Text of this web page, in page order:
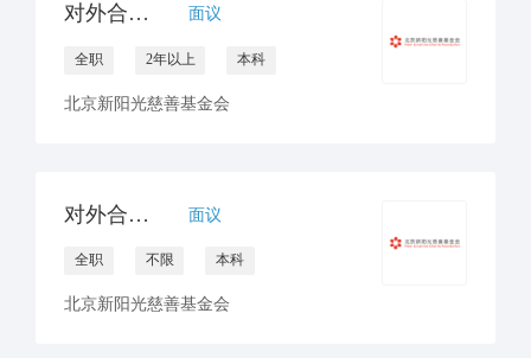
对外合作官员/经理（非医药） 面议
全职 2年以上 本科
北京新阳光慈善基金会
对外合作官员（互联网/月捐） 面议
全职 不限 本科
北京新阳光慈善基金会